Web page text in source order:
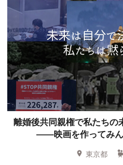
離婚後共同親権で私たちの
——映画を作ってみん
東京都